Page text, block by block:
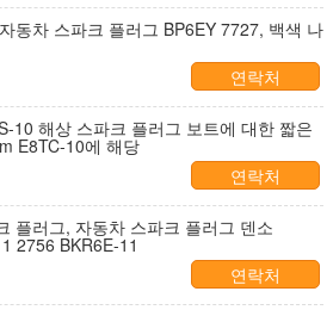
동차 스파크 플러그 BP6EY 7727, 백색 나
연락처
10 해상 스파크 플러그 보트에 대한 짧은
E8TC-10에 해당
연락처
플러그, 자동차 스파크 플러그 덴소
2756 BKR6E-11
연락처